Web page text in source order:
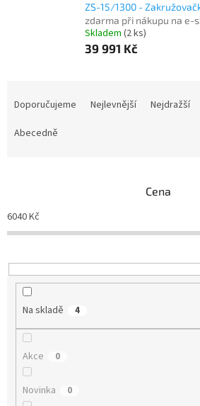
ZS-15/1300 -
zdarma při nákupu na e-
Skladem (2 ks)
39 991 Kč
o
d
k
t
Doporučujeme Nejlevnější Nejdražší
Abecedně
Cena
6040Kč
Na skladě 4
Akce 0
Novinka 0